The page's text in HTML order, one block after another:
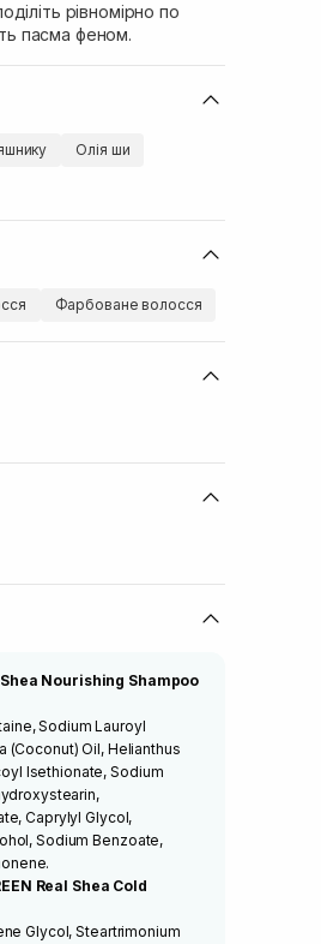
рівномірно по
пасма феном.
Олія ши
Фарбоване волосся
Nourishing Shampoo
Sodium Lauroyl
(Coconut) Oil, Helianthus
Isethionate, Sodium
Caprylyl Glycol,
Sodium Benzoate,
Real Shea Cold
Glycol, Steartrimonium